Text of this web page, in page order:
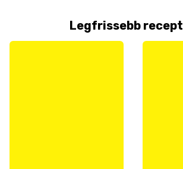
Legfrissebb